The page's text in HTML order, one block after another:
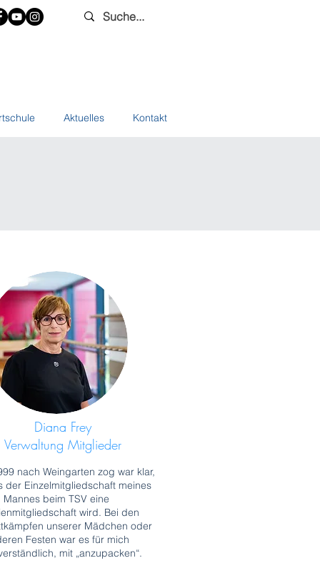
Aktuelles Kontakt
Diana Frey
Verwaltung Mitglieder
nach Weingarten zog war klar,
der Einzelmitgliedschaft meines
Mannes beim TSV eine
wird. Bei den
unserer Mädchen oder
Festen war es für mich
mit „anzupacken“.